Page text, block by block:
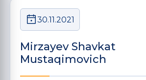
30.11.2021
Mirzayev Shavkat
Mustaqimovich